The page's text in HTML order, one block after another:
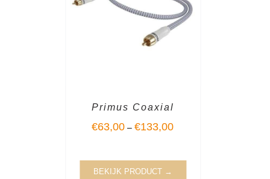
Primus Coaxial
€63,00 –€133,00
BEKIJK PRODUCT →